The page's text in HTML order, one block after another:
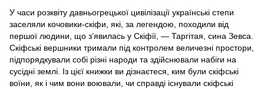
У часи розквіту давньогрецької цивілізації українські степи
заселяли кочовики-скіфи, які, за легендою, походили від
першої людини, що з’явилась у Скіфії, — Таргітая, сина Зевса.
Скіфські вершники тримали під контролем величезні простори,
підпорядкували собі різні народи та здійснювали набіги на
сусідні землі. Із цієї книжки ви дізнаєтеся, ким були скіфські
воїни, як і чим вони воювали, чи справді існували скіфські